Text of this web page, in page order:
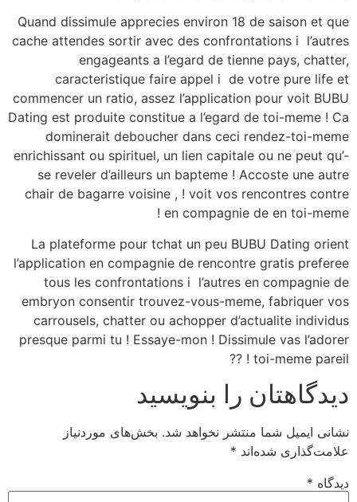
Quand dissimule apprecies environ 18 de saison et que
cache attendes sortir avec des confrontations i l’autres
engageants a l’egard de tienne pays, chatter,
caracteristique faire appel i de votre pure life et
commencer un ratio, assez l’application pour voit BUBU
Dating est produite constitue a l’egard de toi-meme ! Ca
dominerait deboucher dans ceci rendez-toi-meme
enrichissant ou spirituel, un lien capitale ou ne peut qu’-
se reveler d’ailleurs un bapteme ! Accoste une autre
chair de bagarre voisine , ! voit vos rencontres contre
en compagnie de en toi-meme !
La plateforme pour tchat un peu BUBU Dating orient
l’application en compagnie de rencontre gratis preferee
tous les confrontations i l’autres en compagnie de
embryon consentir trouvez-vous-meme, fabriquer vos
carrousels, chatter ou achopper d’actualite individus
presque parmi tu ! Essaye-mon ! Dissimule vas l’adorer
toi-meme pareil ! ??
دیدگاهتان را بنویسید
نشانی ایمیل شما منتشر نخواهد شد. بخش‌های موردنیاز
علامت‌گذاری شده‌اند *
دیدگاه *